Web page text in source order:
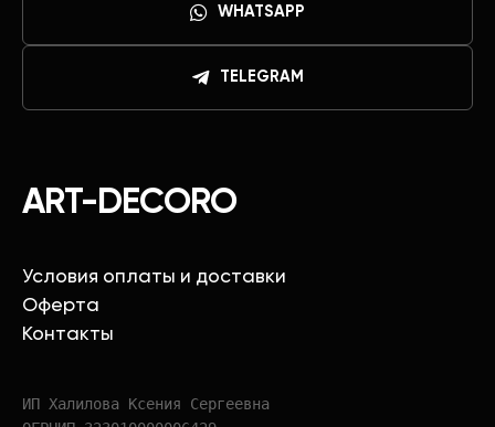
ART-DECORO
Условия оплаты и доставки
Оферта
Контакты
ИП Халилова Ксения Сергеевна
WHATSAPP
TELEGRAM